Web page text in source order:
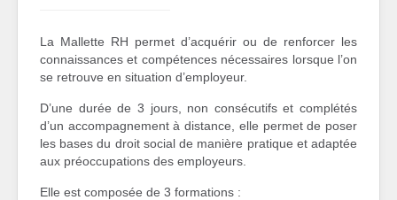
La Mallette RH permet d’acquérir ou de renforcer les
connaissances et compétences nécessaires lorsque l’on
se retrouve en situation d’employeur.
D’une durée de 3 jours, non consécutifs et complétés
d’un accompagnement à distance, elle permet de poser
les bases du droit social de manière pratique et adaptée
aux préoccupations des employeurs.
Elle est composée de 3 formations :